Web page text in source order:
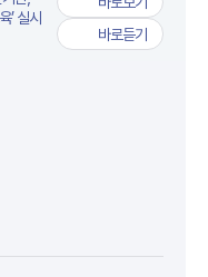
’ 실시
경기도사회서비
바로듣기
경기도사회서비